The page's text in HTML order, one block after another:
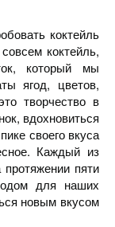
коктейль
коктейль,
который мы
ягод, цветов,
творчество в
вдохновиться
своего вкуса
Каждый из
пяти
для наших
новым вкусом